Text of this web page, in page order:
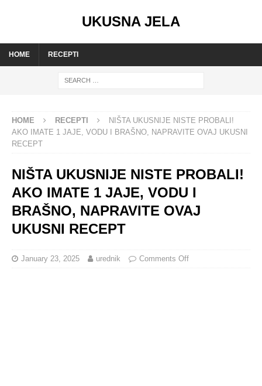
UKUSNA JELA
HOME RECEPTI
HOME RECEPTI
NIŠTA UKUSNIJE NISTE PROBALI!
AKO IMATE 1 JAJE, VODU I BRAŠNO, NAPRAVITE OVAJ UKUSNI
RECEPT
NIŠTA UKUSNIJE NISTE PROBALI!
AKO IMATE 1 JAJE, VODU I
BRAŠNO, NAPRAVITE OVAJ
UKUSNI RECEPT
January 23, 2025 urednik Comments Off